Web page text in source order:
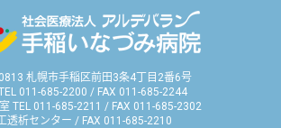
札幌市手稲区前田3条4丁目2番6号
011-685-2200 / FAX 011-685-2244
TEL 011-685-2211 / FAX 011-685-2302
透析センター / FAX 011-685-2210